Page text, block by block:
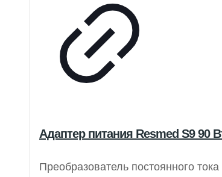
Адаптер питания Resmed S9 90
Преобразователь постоянного